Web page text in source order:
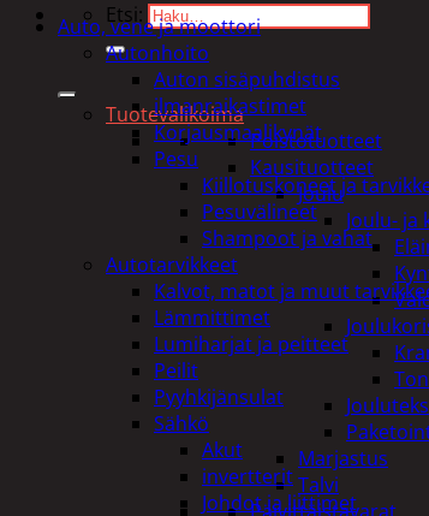
Etsi:
Tuotevalikoima
Poistotuotteet
Kausituotteet
Joulu
Joulu- ja
Marjastus
Talvi
Auto, vene ja moottori
Autonhoito
Auton sisäpuhdistus
ilmanraikastimet
Korjausmaalikynät
Pesu
Kiillotuskoneet ja
Pesuvälineet
Shampoot ja vahat
Autotarvikkeet
Kalvot, matot ja muut
Lämmittimet
Lumiharjat ja peitteet
Peilit
Pyyhkijänsulat
Sähkö
Akut
invertterit
Johdot ja liittimet